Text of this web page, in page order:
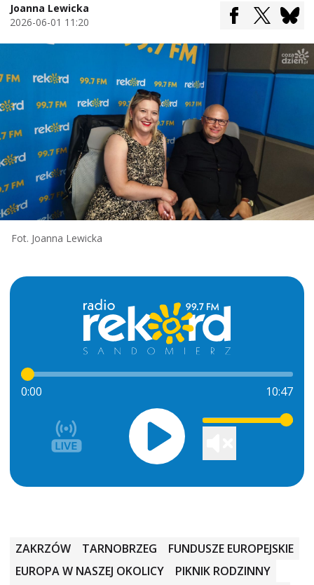
Joanna Lewicka
2026-06-01 11:20
Fot. Joanna Lewicka
0:00 10:47
ZAKRZÓW TARNOBRZEG
FUNDUSZE EUROPEJSKIE
EUROPA W NASZEJ OKOLICY
PIKNIK RODZINNY